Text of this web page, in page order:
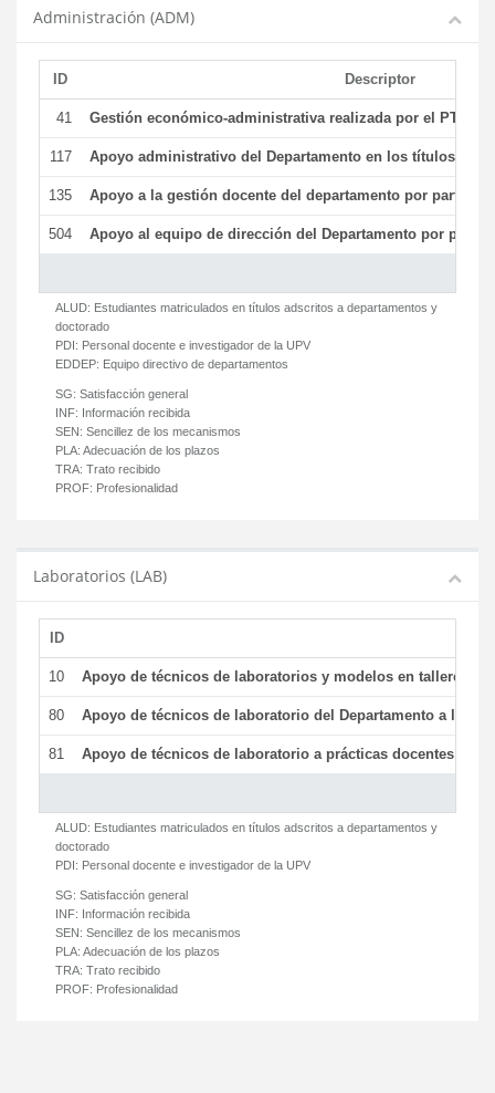
Administración (ADM)
ID Descriptor
41 Gestión económico-administrativa realizada por el PTGAS
117 Apoyo administrativo del Departamento en los títulos de
135 Apoyo a la gestión docente del departamento por parte
504 Apoyo al equipo de dirección del Departamento por parte
ALUD: Estudiantes matriculados en títulos adscritos a departamentos y
doctorado
PDI: Personal docente e investigador de la UPV
EDDEP: Equipo directivo de departamentos
SG: Satisfacción general
INF: Información recibida
SEN: Sencillez de los mecanismos
PLA: Adecuación de los plazos
TRA: Trato recibido
PROF: Profesionalidad
Laboratorios (LAB)
ID
10 Apoyo de técnicos de laboratorios y modelos en talleres/
80 Apoyo de técnicos de laboratorio del Departamento a la
81 Apoyo de técnicos de laboratorio a prácticas docentes y
ALUD: Estudiantes matriculados en títulos adscritos a departamentos y
doctorado
PDI: Personal docente e investigador de la UPV
SG: Satisfacción general
INF: Información recibida
SEN: Sencillez de los mecanismos
PLA: Adecuación de los plazos
TRA: Trato recibido
PROF: Profesionalidad